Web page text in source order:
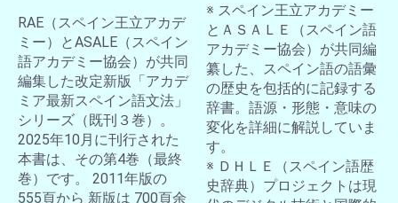
RAE（スペイン王立アカデ
ミー）とASALE（スペイン
語アカデミー協会）が共同
編集した改定新版「アカデ
ミア最新スペイン語文法」
シリーズ（既刊３巻）。
2025年10月に刊行された
本書は、その第4巻（最終
巻）です。 2011年版の
555頁から 新版は 700頁余
※ スペイン王立アカデミー
とＡＳＡＬＥ（スペイン語
アカデミー協会）が共同編
纂した、スペイン語の語彙
の歴史を包括的に記録する
辞書。語源・形態・意味の
変化を詳細に解説していま
す。
※ ＤＨＬＥ（スペイン語歴
史辞典）プロジェクトは現